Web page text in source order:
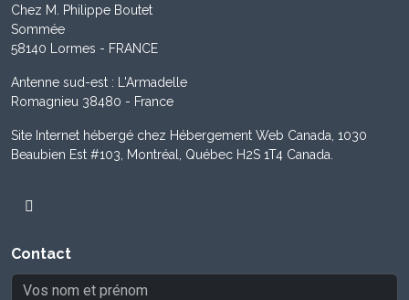
Chez M. Philippe Boutet
Sommée
58140 Lormes - FRANCE
Antenne sud-est : L'Armadelle
Romagnieu 38480 - France
Site Internet hébergé chez Hébergement Web Canada, 1030
Beaubien Est #103, Montréal, Québec H2S 1T4 Canada.
Contact